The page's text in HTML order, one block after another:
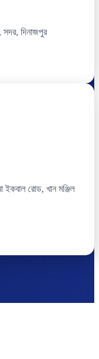
সদর, দিনাজপুর
ইকবাল রোড, খান মঞ্জিল